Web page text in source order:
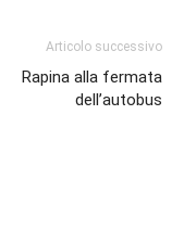
Articolo successivo
Rapina alla fermata
dell’autobus